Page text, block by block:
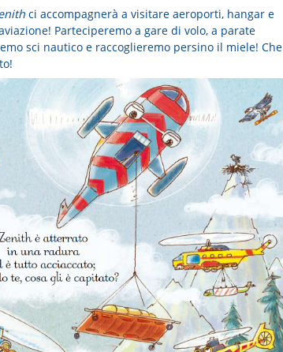
ci accompagnerà a visitare aeroporti, hangar e
Parteciperemo a gare di volo, a parate
sci nautico e raccoglieremo persino il miele! Che